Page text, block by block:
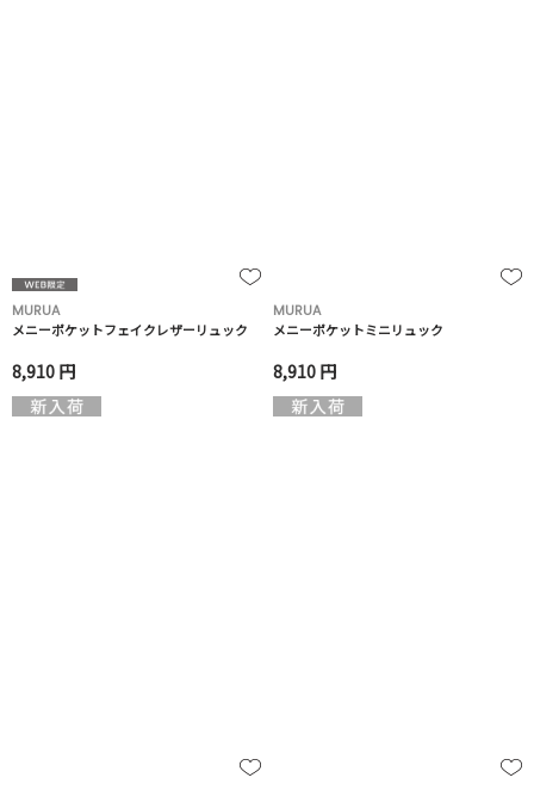
MURUA
メニーポケットフェイクレザーリュック
8,910 円
MURUA
メニーポケットミニリュック
8,910 円